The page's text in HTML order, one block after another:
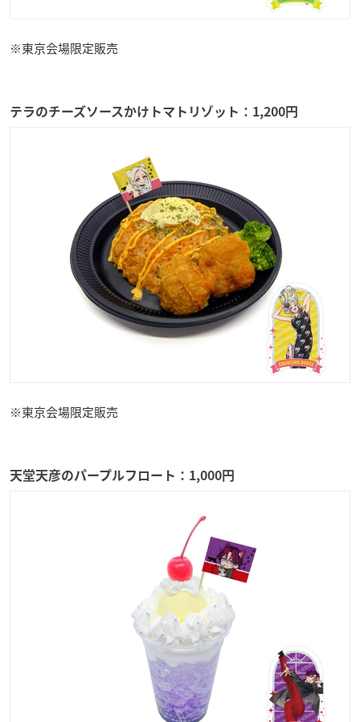
※東京会場限定販売
テラのチーズソースかけトマトリゾット：1,200円
※東京会場限定販売
天堂天彦のパープルフロート：1,000円